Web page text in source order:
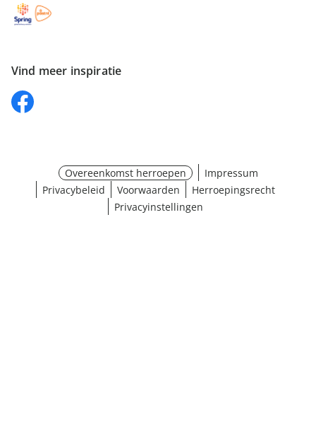
Vind meer inspiratie
Overeenkomst herroepen
Impressum
Privacybeleid
Voorwaarden
Herroepingsrecht
Privacyinstellingen